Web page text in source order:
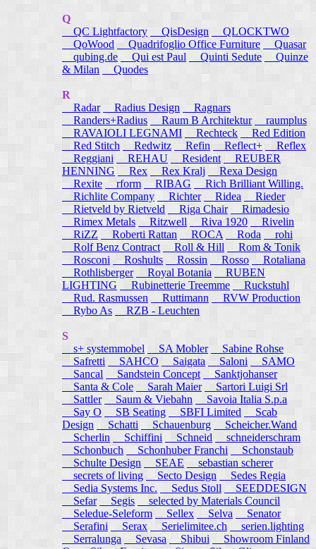
Q
QC Lightfactory
QisDesign
QLOCKTWO
QoWood Quadrifoglio Office Furniture
Quasar
qubing.de
Qui est Paul Quinti Sedute
Quinze
& Milan
Quodes
R
Radar
Radius Design
Ragnars
Randers+Radius
Raum B Architektur raumplus
RAVAIOLI LEGNAMI
Rechteck
Red Edition
Red Stitch
Redwitz Refin Reflect+
Reflex
Reggiani
REHAU Resident
REUBER
HENNING
Rex Rex Kralj
Rexa Design
Rexite
rform RIBAG
Rich Brilliant Willing.
Richlite Company
Richter Ridea
Rieder
Rietveld by Rietveld
Riga Chair
Rimadesio
Rimex Metals
Ritzwell Riva 1920
Rivelin
RiZZ
Roberti Rattan ROCA Roda
rohi
Rolf Benz Contract
Roll & Hill
Rom & Tonik
Rosconi Roshults Rossin Rosso
Rotaliana
Rothlisberger
Royal Botania
RUBEN
LIGHTING
Rubinetterie Treemme
Ruckstuhl
Rud. Rasmussen
Ruttimann
RVW Production
Rybo As
RZB - Leuchten
S
s+ systemmobel
SA Mobler
Sabine Rohse
Safretti
SAHCO Saigata Saloni
SAMO
Sancal
Sandstein Concept
Sanktjohanser
Santa & Cole
Sarah Maier
Sartori Luigi Srl
Sattler
Saum & Viebahn
Savoia Italia S.p.a
Say O
SB Seating SBFI Limited
Scab
Design
Schatti Schauenburg
Scheicher.Wand
Scherlin
Schiffini Schneid
schneiderschram
Schonbuch
Schonhuber Franchi
Schonstaub
Schulte Design
SEAE
sebastian scherer
secrets of living
Secto Design
Sedes Regia
Sedia Systems Inc.
Sedus Stoll
SEEDDESIGN
Sefar
Segis
selected by Materials Council
Seledue-Seleform
Sellex Selva
Senator
Serafini
Serax Serielimitee.ch
serien.lighting
Serralunga
Sevasa Shibui
Showroom Finland